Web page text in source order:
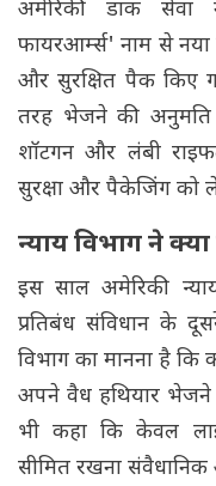
अमेरिकी डाक सेवा
फायरआर्म्स' नाम से
और सुरक्षित पैक किए
तरह भेजने की
शॉटगन और लंबी
सुरक्षा और पैकेजिंग को
न्याय विभाग ने
इस साल अमेरिकी
प्रतिबंध संविधान के
विभाग का मानना है कि
अपने वैध हथियार भेजने
भी कहा कि केवल
सीमित रखना